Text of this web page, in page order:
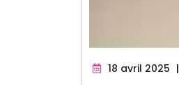
18 avril 2025 18|